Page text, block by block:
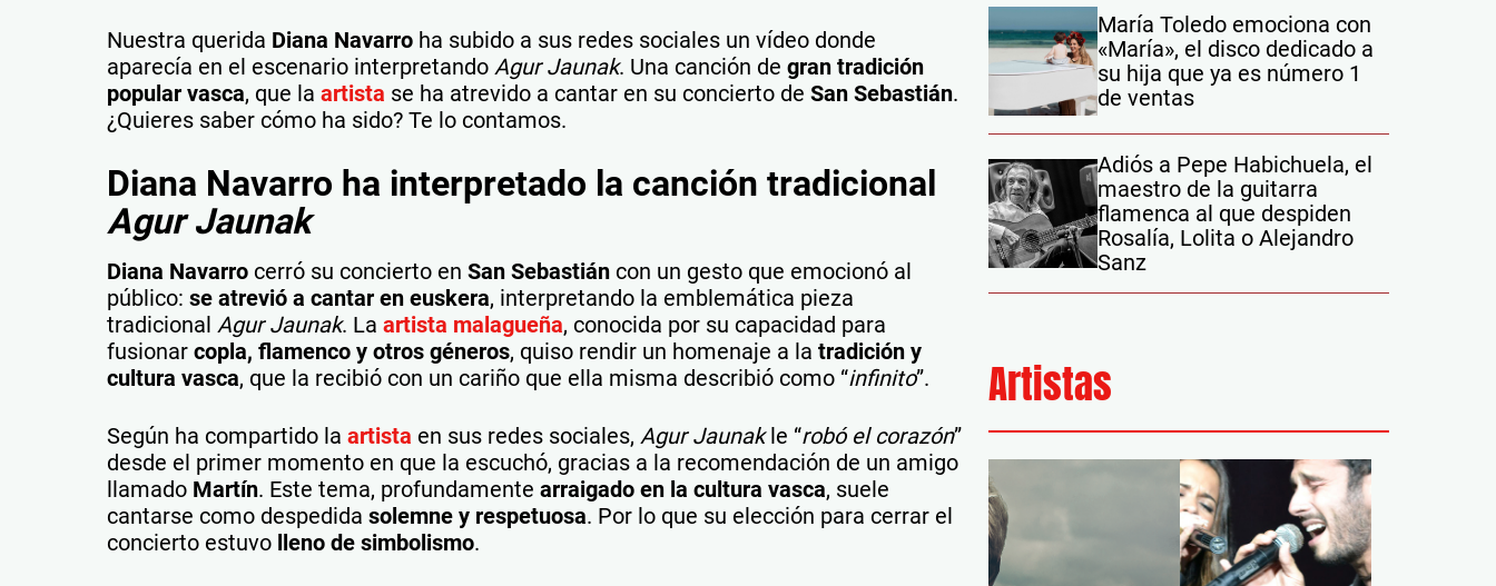
Nuestra querida Diana Navarro ha subido a sus redes sociales un vídeo donde
aparecía en el escenario interpretando Agur Jaunak. Una canción de gran tradición
popular vasca, que la artista se ha atrevido a cantar en su concierto de San Sebastián.
¿Quieres saber cómo ha sido? Te lo contamos.
Diana Navarro ha interpretado la canción tradicional
Agur Jaunak
Diana Navarro cerró su concierto en San Sebastián con un gesto que emocionó al
público: se atrevió a cantar en euskera, interpretando la emblemática pieza
tradicional Agur Jaunak. La artista malagueña, conocida por su capacidad para
fusionar copla, flamenco y otros géneros, quiso rendir un homenaje a la tradición y
cultura vasca, que la recibió con un cariño que ella misma describió como “infinito”.
Según ha compartido la artista en sus redes sociales, Agur Jaunakle “robó el corazón”
desde el primer momento en que la escuchó, gracias a la recomendación de un amigo
llamado Martín. Este tema, profundamente arraigado en la cultura vasca, suele
cantarse como despedida solemne y respetuosa. Por lo que su elección para cerrar el
concierto estuvo lleno de simbolismo.
María Toledo emociona con
«María», el disco dedicado a
su hija que ya es número 1
de ventas
Adiós a Pepe Habichuela, el
maestro de la guitarra
flamenca al que despiden
Rosalía, Lolita o Alejandro
Sanz
Artistas